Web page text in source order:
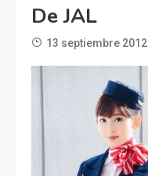
De JAL
13 septiembre 2012